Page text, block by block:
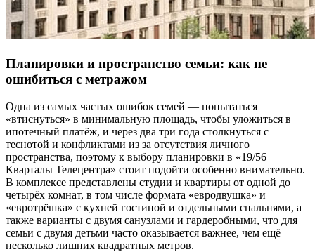
Планировки и пространство семьи: как не
ошибиться с метражом
Одна из самых частых ошибок семей — попытаться
«втиснуться» в минимальную площадь, чтобы уложиться в
ипотечный платёж, и через два три года столкнуться с
теснотой и конфликтами из за отсутствия личного
пространства, поэтому к выбору планировки в «19/56
Кварталы Телецентра» стоит подойти особенно внимательно.
В комплексе представлены студии и квартиры от одной до
четырёх комнат, в том числе формата «евродвушка» и
«евротрёшка» с кухней гостиной и отдельными спальнями, а
также варианты с двумя санузлами и гардеробными, что для
семьи с двумя детьми часто оказывается важнее, чем ещё
несколько лишних квадратных метров.